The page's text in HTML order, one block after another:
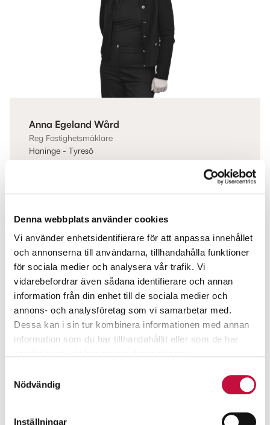
Denna webbplats använder cookies
Vi använder enhetsidentifierare för att anpassa innehållet
och annonserna till användarna, tillhandahålla funktioner
för sociala medier och analysera vår trafik. Vi
vidarebefordrar även sådana identifierare och annan
information från din enhet till de sociala medier och
annons- och analysföretag som vi samarbetar med.
Dessa kan i sin tur kombinera informationen med annan
information som du har tillhandahållit eller som de har
Nödvändig
Inställningar
Anna Egeland Wård
Reg Fastighetsmäklare
Haninge - Tyresö
Tel 0709-19 12 90
Mer info
Anna Fernros